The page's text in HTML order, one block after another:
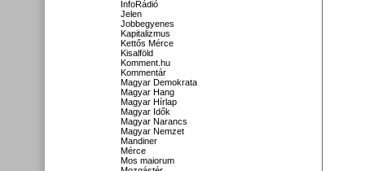
InfoRádió
Jelen
Jobbegyenes
Kapitalizmus
Kettős Mérce
Kisalföld
Komment.hu
Kommentár
Magyar Demokrata
Magyar Hang
Magyar Hírlap
Magyar Idők
Magyar Narancs
Magyar Nemzet
Mandiner
Mérce
Mos maiorum